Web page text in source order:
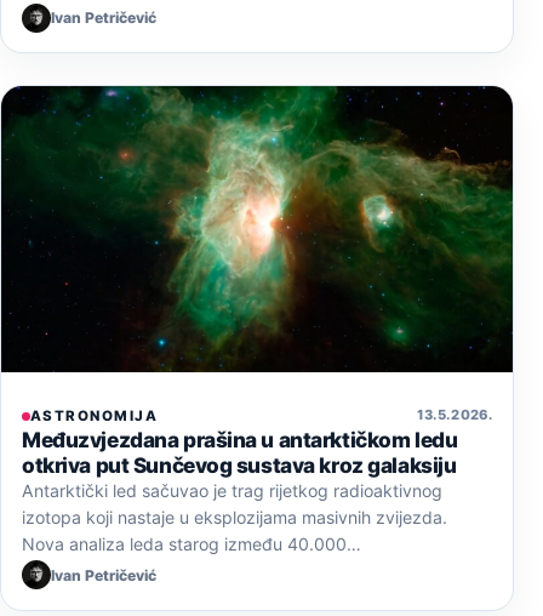
Ivan Petričević
ASTRONOMIJA 13. 5. 2026.
Međuzvjezdana prašina u antarktičkom ledu
otkriva put Sunčevog sustava kroz galaksiju
Antarktički led sačuvao je trag rijetkog radioaktivnog
izotopa koji nastaje u eksplozijama masivnih zvijezda.
Nova analiza leda starog između 40.000…
Ivan Petričević